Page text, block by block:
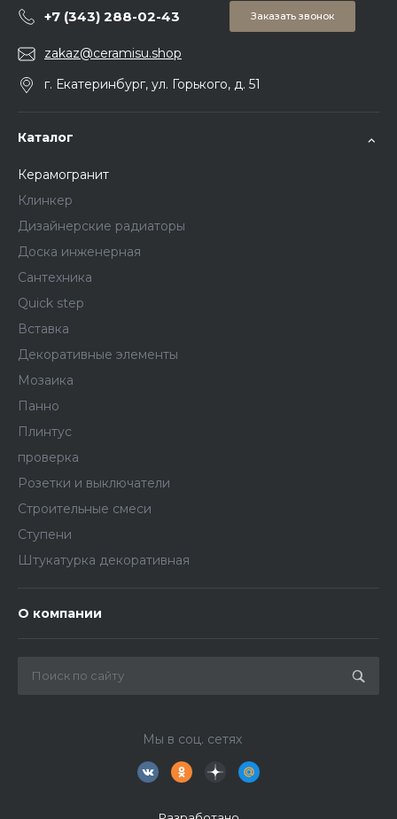
+7 (343) 288-02-43 Заказать звонок
zakaz@ceramisu.shop
г. Екатеринбург, ул. Горького, д. 51
Каталог
Керамогранит
Клинкер
Дизайнерские радиаторы
Доска инженерная
Сантехника
Quick step
Вставка
Декоративные элементы
Мозаика
Панно
Плинтус
проверка
Розетки и выключатели
Строительные смеси
Ступени
Штукатурка декоративная
О компании
Мы в соц. сетях